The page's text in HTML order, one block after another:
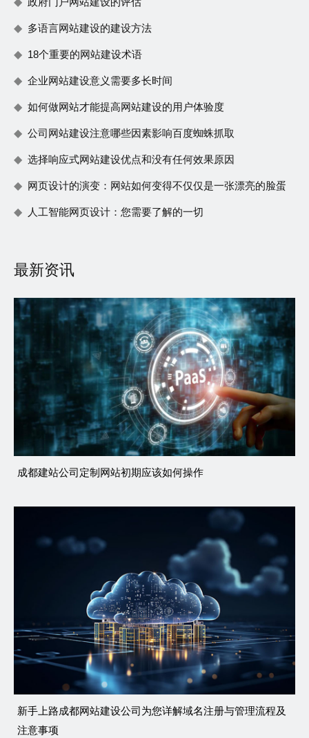
多语言网站建设的建设方法
18个重要的网站建设术语
企业网站建设意义需要多长时间
如何做网站才能提高网站建设的用户体验度
公司网站建设注意哪些因素影响百度蜘蛛抓取
选择响应式网站建设优点和没有任何效果原因
网页设计的演变：网站如何变得不仅仅是一张漂亮的脸蛋
人工智能网页设计：您需要了解的一切
最新资讯
成都建站公司定制网站初期应该如何操作
新手上路成都网站建设公司为您详解域名注册与管理流程及
注意事项